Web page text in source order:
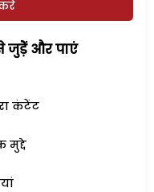
जुड़ेें और पाएं
कंटेंट
मुद्दे